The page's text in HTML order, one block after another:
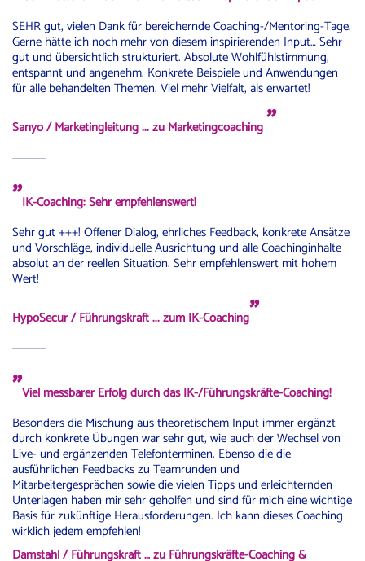
SEHR gut, vielen Dank für bereichernde Coaching-/Mentoring-Tage.
Gerne hätte ich noch mehr von diesem inspirierenden Input… Sehr
gut und übersichtlich strukturiert. Absolute Wohlfühlstimmung,
entspannt und angenehm. Konkrete Beispiele und Anwendungen
für alle behandelten Themen. Viel mehr Vielfalt, als erwartet!
Sanyo / Marketingleitung... zu Marketingcoaching"
"IK-Coaching: Sehr empfehlenswert!
Sehr gut +++! Offener Dialog, ehrliches Feedback, konkrete Ansätze
und Vorschläge, individuelle Ausrichtung und alle Coachinginhalte
absolut an der reellen Situation. Sehr empfehlenswert mit hohem
Wert!
HypoSecur / Führungskraft... zum IK-Coaching"
"Viel messbarer Erfolg durch das IK-/Führungskräfte-Coaching!
Besonders die Mischung aus theoretischem Input immer ergänzt
durch konkrete Übungen war sehr gut, wie auch der Wechsel von
Live- und ergänzenden Telefonterminen. Ebenso die die
ausführlichen Feedbacks zu Teamrunden und
Mitarbeitergesprächen sowie die vielen Tipps und erleichternden
Unterlagen haben mir sehr geholfen und sind für mich eine wichtige
Basis für zukünftige Herausforderungen. Ich kann dieses Coaching
wirklich jedem empfehlen!
Damstahl / Führungskraft … zu Führungskräfte-Coaching &